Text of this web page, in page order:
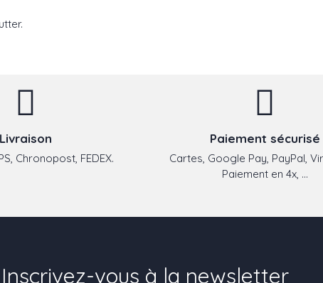
Livraison
Chronopost, FEDEX.
Paiement sécurisé
Cartes, Google Pay, PayPal,
Paiement en 4x, ...
Inscrivez-vous à la newsletter